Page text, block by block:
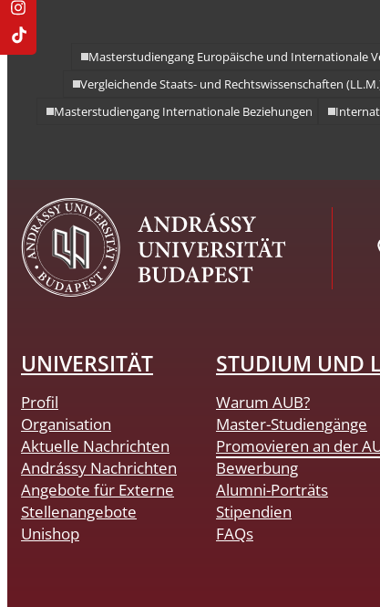
Masterstudiengang Europäische und Internationale
Vergleichende Staats- und Rechtswissenschaften
Masterstudiengang Internationale Beziehungen
UNIVERSITÄT
Profil
Organisation
Aktuelle Nachrichten
Andrássy Nachrichten
Angebote für Externe
Stellenangebote
Unishop
STUDIUM UND
Warum AUB?
Master-Studiengänge
Promovieren an der
Bewerbung
Alumni-Porträts
Stipendien
FAQs